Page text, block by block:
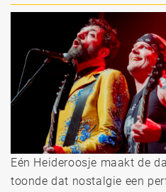
Eén Heideroosje maakt de
toonde dat nostalgie een